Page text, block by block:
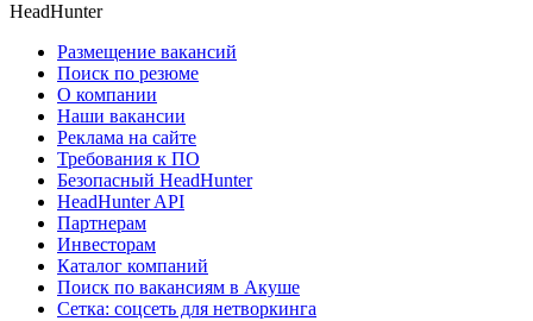
HeadHunter
Размещение вакансий
Поиск по резюме
О компании
Наши вакансии
Реклама на сайте
Требования к ПО
Безопасный HeadHunter
HeadHunter API
Партнерам
Инвесторам
Каталог компаний
Поиск по вакансиям в Акуше
Сетка: соцсеть для нетворкинга